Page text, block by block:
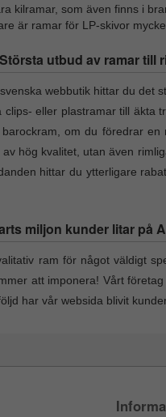
kilramar, som även finns i
är ramar för LP-skivor
utbud av ramar till
webbutik hittar du det
clips- eller plastramar till
om du föredrar
hög kvalitet, utan även
hittar du ytterligare
miljon kunder litar på
ram för något väldigt
att imponera! Vårt
har vår websida blivit